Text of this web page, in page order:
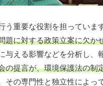
重要な役割を担っていま
題に対する政策立案に欠か
える影響などを分析し
の提言が、環境保護法の
その専門性と独立性によ